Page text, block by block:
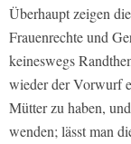
Überhaupt zeigen
Frauenrechte und
keineswegs
wieder der Vorwurf
Mütter zu haben,
wenden; lässt man